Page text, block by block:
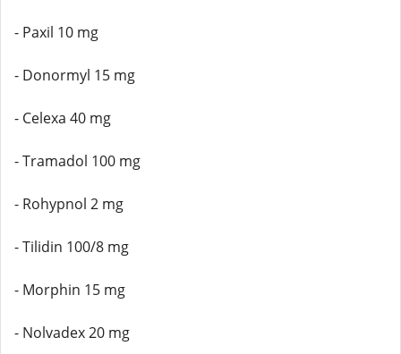
- Paxil 10 mg
- Donormyl 15 mg
- Celexa 40 mg
- Tramadol 100 mg
- Rohypnol 2 mg
- Tilidin 100/8 mg
- Morphin 15 mg
- Nolvadex 20 mg